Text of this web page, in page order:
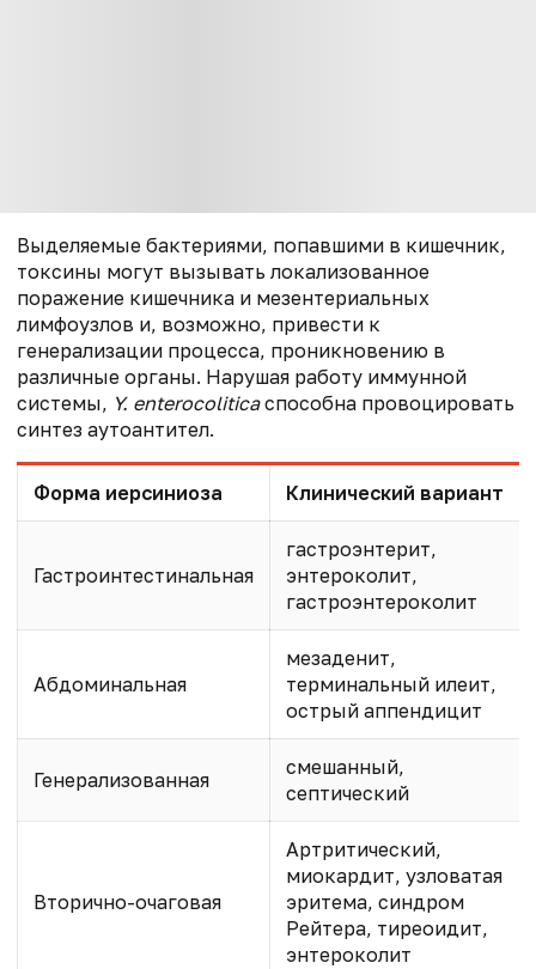
Выделяемые бактериями, попавшими в кишечник,
токсины могут вызывать локализованное
поражение кишечника и мезентериальных
лимфоузлов и, возможно, привести к
генерализации процесса, проникновению в
различные органы. Нарушая работу иммунной
системы, Y. enterocoliticaспособна провоцировать
синтез аутоантител.
Форма иерсиниоза Клинический вариант
Гастроинтестинальная
гастроэнтерит,
энтероколит,
гастроэнтероколит
Абдоминальная
мезаденит,
терминальный илеит,
острый аппендицит
Генерализованная
смешанный,
септический
Вторично-очаговая
Артритический,
миокардит, узловатая
эритема, синдром
Рейтера, тиреоидит,
энтероколит